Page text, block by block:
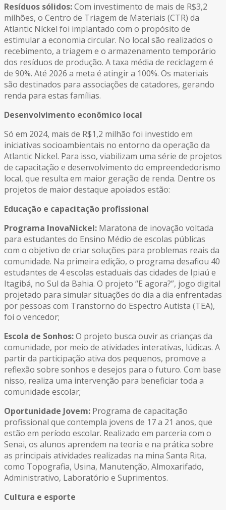
Resíduos sólidos:Com investimento de mais de R$3,2
milhões, o Centro de Triagem de Materiais (CTR) da
Atlantic Níckel foi implantado com o propósito de
estimular a economia circular. No local são realizados o
recebimento, a triagem e o armazenamento temporário
dos resíduos de produção. A taxa média de reciclagem é
de 90%. Até 2026 a meta é atingir a 100%. Os materiais
são destinados para associações de catadores, gerando
renda para estas famílias.
Desenvolvimento econômico local
Só em 2024, mais de R$1,2 milhão foi investido em
iniciativas socioambientais no entorno da operação da
Atlantic Nickel. Para isso, viabilizam uma série de projetos
de capacitação e desenvolvimento do empreendedorismo
local, que resulta em maior geração de renda. Dentre os
projetos de maior destaque apoiados estão:
Educação e capacitação profissional
Programa InovaNickel: Maratona de inovação voltada
para estudantes do Ensino Médio de escolas públicas
com o objetivo de criar soluções para problemas reais da
comunidade. Na primeira edição, o programa desafiou 40
estudantes de 4 escolas estaduais das cidades de Ipiaú e
Itagibá, no Sul da Bahia. O projeto “E agora?”, jogo digital
projetado para simular situações do dia a dia enfrentadas
por pessoas com Transtorno do Espectro Autista (TEA),
foi o vencedor;
Escola de Sonhos:O projeto busca ouvir as crianças da
comunidade, por meio de atividades interativas, lúdicas. A
partir da participação ativa dos pequenos, promove a
reflexão sobre sonhos e desejos para o futuro. Com base
nisso, realiza uma intervenção para beneficiar toda a
comunidade escolar;
Oportunidade Jovem: Programa de capacitação
profissional que contempla jovens de 17 a 21 anos, que
estão em período escolar. Realizado em parceria com o
Senai, os alunos aprendem na teoria e na prática sobre
as principais atividades realizadas na mina Santa Rita,
como Topografia, Usina, Manutenção, Almoxarifado,
Administrativo, Laboratório e Suprimentos.
Cultura e esporte